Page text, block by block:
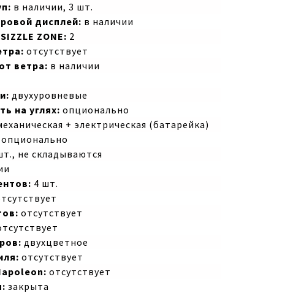
в наличии, 3 шт.
дисплей: в наличии
ZONE: 2
отсутствует
ветра: в наличии
двухуровневые
на углях: опционально
+ электрическая (батарейка)
опционально
не складываются
4 шт.
отсутствует
двухцветное
отсутствует
отсутствует
закрыта